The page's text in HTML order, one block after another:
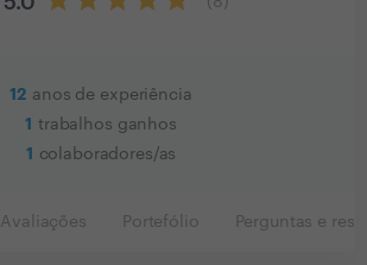
12 anos de experiência
1 trabalhos ganhos
1
colaboradores/as
Avaliações Portefólio Perguntas e